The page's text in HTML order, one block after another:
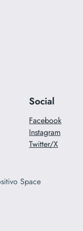
Social
Facebook
Instagram
Twitter/X
Space